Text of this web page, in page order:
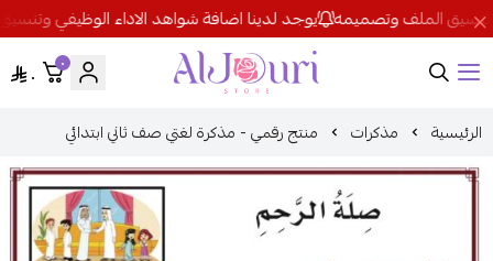
الملف وتصميمه يوجد لدينا اضافة شواهد الاداء الوظيفي
Al Jouri
٠
٠
الرئيسية مذكرات منتج رقمي - مذكرة لغتي صف ثاني ابتدائي